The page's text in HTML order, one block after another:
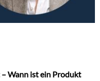
Wann ist ein Produkt